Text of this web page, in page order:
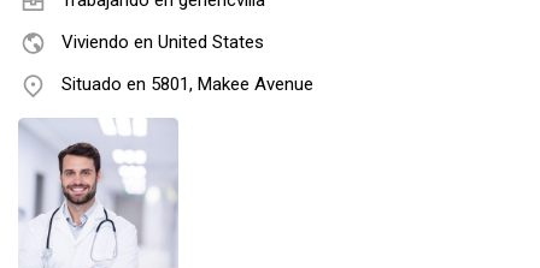
Viviendo en United States
Situado en 5801, Makee Avenue